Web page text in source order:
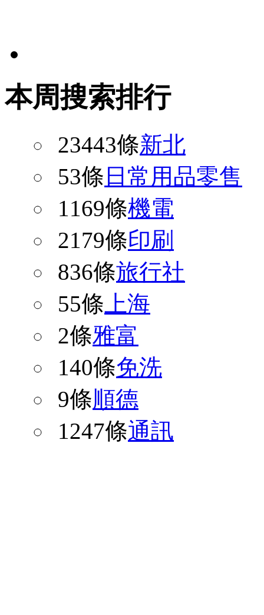
本周搜索排行
23443條新北
53條日常用品零售
1169條機電
2179條印刷
836條旅行社
55條 上海
2條雅富
140條免洗
9條順德
1247條通訊